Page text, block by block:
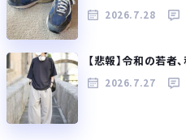
2026.7.28
【悲報】令和の若者
2026.7.27